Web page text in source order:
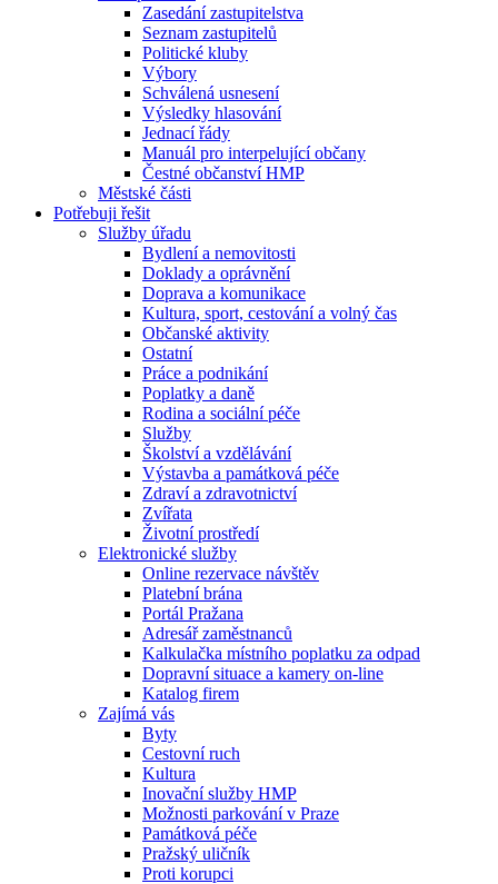
Zasedání zastupitelstva
Seznam zastupitelů
Politické kluby
Výbory
Schválená usnesení
Výsledky hlasování
Jednací řády
Manuál pro interpelující občany
Čestné občanství HMP
Městské části
Potřebuji řešit
Služby úřadu
Bydlení a nemovitosti
Doklady a oprávnění
Doprava a komunikace
Kultura, sport, cestování a volný čas
Občanské aktivity
Ostatní
Práce a podnikání
Poplatky a daně
Rodina a sociální péče
Služby
Školství a vzdělávání
Výstavba a památková péče
Zdraví a zdravotnictví
Zvířata
Životní prostředí
Elektronické služby
Online rezervace návštěv
Platební brána
Portál Pražana
Adresář zaměstnanců
Kalkulačka místního poplatku za odpad
Dopravní situace a kamery on-line
Katalog firem
Zajímá vás
Byty
Cestovní ruch
Kultura
Inovační služby HMP
Možnosti parkování v Praze
Památková péče
Pražský uličník
Proti korupci